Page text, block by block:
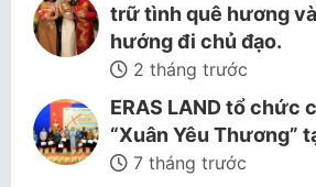
trữ tình quê hương
hướng đi chủ đạo.
2 tháng trước
ERAS LAND tổ chức
“Xuân Yêu Thương”
7 tháng trước